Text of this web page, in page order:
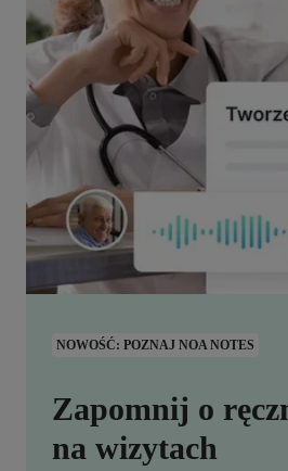
NOWOŚĆ: POZNAJ NOA NOTES
Zapomnij o
na wizytach